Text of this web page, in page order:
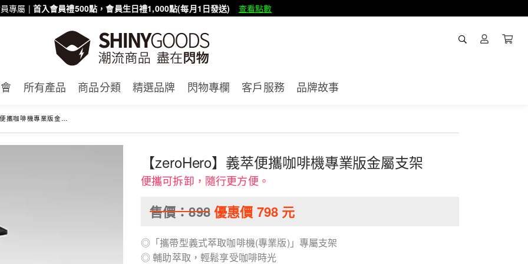
專屬 | 首入會員禮500點，會員生日禮1,000點(每月1日發送) 查看點數
所有產品 商品分類 精選品牌 閃物專欄 客戶服務 品牌故事
啡機專業版金屬支架
【zeroHero】義萃便攜咖啡機專業版金屬支架
便攜可拆卸，隨行更方便。
售價：898優惠價 798 元
◎「攜帶型義式萃取咖啡機(專業版)」專屬支架
◎ 輔助萃取，輕鬆享受咖啡時光